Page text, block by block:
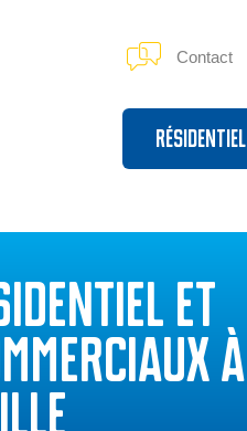
Contact
Résidentiel
ET
À